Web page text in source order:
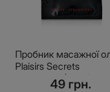
Пробник масажної
Plaisirs Secrets
Strawberry (3 мл)
49 грн.